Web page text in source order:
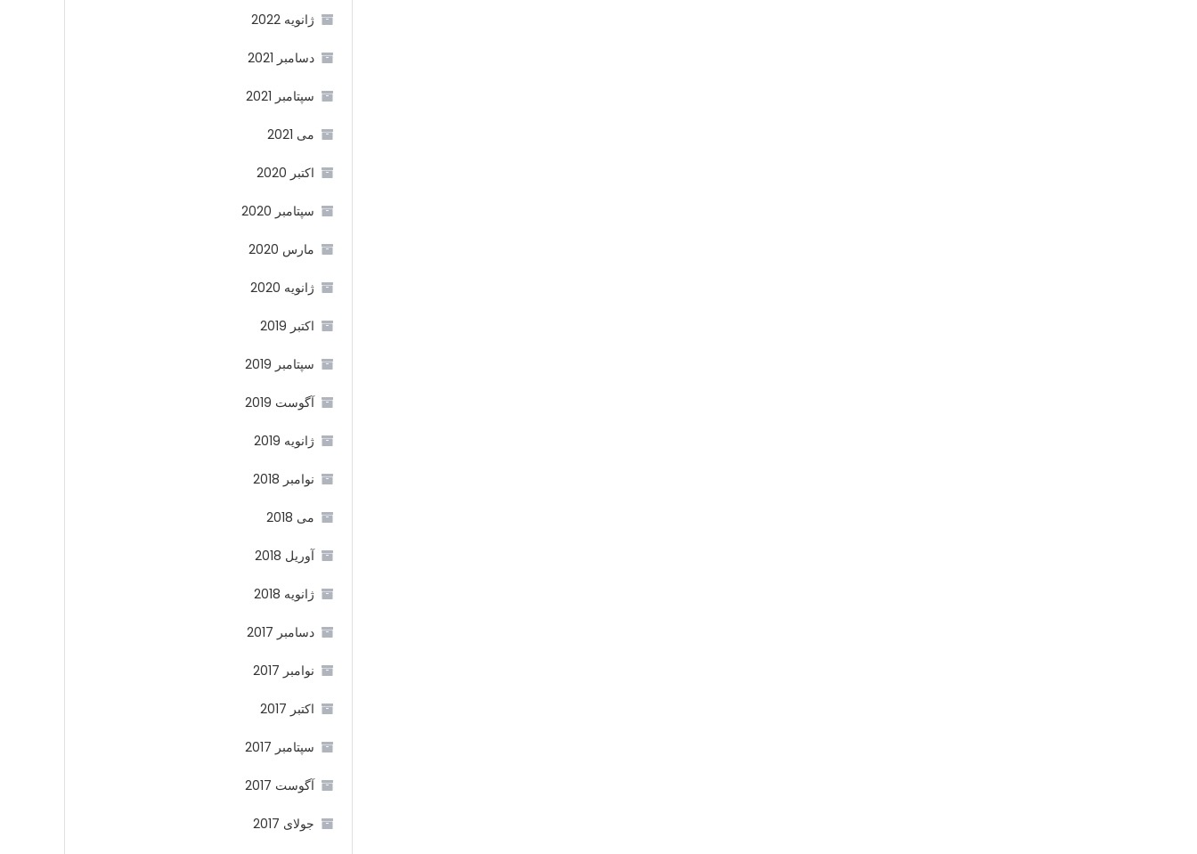
ژانویه 2022
دسامبر 2021
سپتامبر 2021
می 2021
اکتبر 2020
سپتامبر 2020
مارس 2020
ژانویه 2020
اکتبر 2019
سپتامبر 2019
آگوست 2019
ژانویه 2019
نوامبر 2018
می 2018
آوریل 2018
ژانویه 2018
دسامبر 2017
نوامبر 2017
اکتبر 2017
سپتامبر 2017
آگوست 2017
جولای 2017